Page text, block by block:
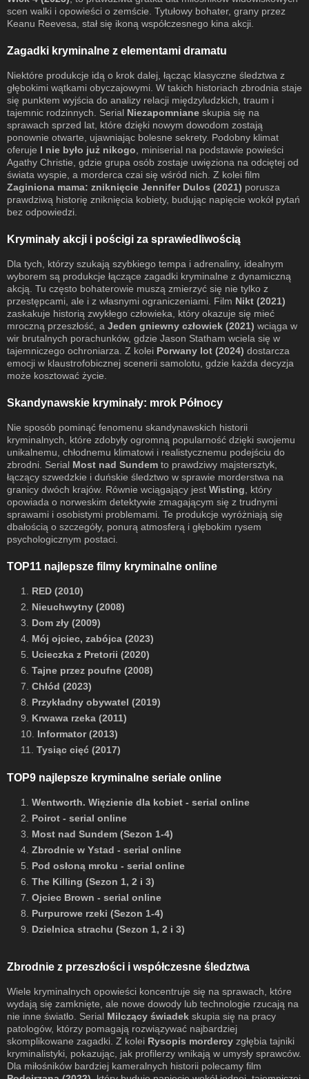
scen walki i opowieści o zemście. Tytułowy bohater, grany przez
Keanu Reevesa, stał się ikoną współczesnego kina akcji.
Zagadki kryminalne z elementami dramatu
Niektóre produkcje idą o krok dalej, łącząc klasyczne śledztwa z
głębokimi wątkami obyczajowymi. W takich historiach zbrodnia staje
się punktem wyjścia do analizy relacji międzyludzkich, traum i
tajemnic rodzinnych. Serial Niezapomniane skupia się na
sprawach sprzed lat, które dzięki nowym dowodom zostają
ponownie otwarte, ujawniając bolesne sekrety. Podobny klimat
oferuje I nie było już nikogo , miniserial na podstawie powieści
Agathy Christie, gdzie grupa osób zostaje uwięziona na odciętej od
świata wyspie, a morderca czai się wśród nich. Z kolei film
Zaginiona mama: zniknięcie Jennifer Dulos (2021) porusza
prawdziwą historię zniknięcia kobiety, budując napięcie wokół pytań
bez odpowiedzi.
Kryminały akcji i pościgi za sprawiedliwością
Dla tych, którzy szukają szybkiego tempa i adrenaliny, idealnym
wyborem są produkcje łączące zagadki kryminalne z dynamiczną
akcją. Tu często bohaterowie muszą zmierzyć się nie tylko z
przestępcami, ale i z własnymi ograniczeniami. Film Nikt (2021)
zaskakuje historią zwykłego człowieka, który okazuje się mieć
mroczną przeszłość, a Jeden gniewny człowiek (2021) wciąga w
wir brutalnych porachunków, gdzie Jason Statham wciela się w
tajemniczego ochroniarza. Z kolei Porwany lot (2024) dostarcza
emocji w klaustrofobicznej scenerii samolotu, gdzie każda decyzja
może kosztować życie.
Skandynawskie kryminały: mrok Północy
Nie sposób pominąć fenomenu skandynawskich historii
kryminalnych, które zdobyły ogromną popularność dzięki swojemu
unikalnemu, chłodnemu klimatowi i realistycznemu podejściu do
zbrodni. Serial Most nad Sundem to prawdziwy majstersztyk,
łączący szwedzkie i duńskie śledztwo w sprawie morderstwa na
granicy dwóch krajów. Równie wciągający jest Wisting , który
opowiada o norweskim detektywie zmagającym się z trudnymi
sprawami i osobistymi problemami. Te produkcje wyróżniają się
dbałością o szczegóły, ponurą atmosferą i głębokim rysem
psychologicznym postaci.
TOP11 najlepsze filmy kryminalne online
1. RED (2010)
2. Nieuchwytny (2008)
3. Dom zły (2009)
4. Mój ojciec, zabójca (2023)
5. Ucieczka z Pretorii (2020)
6. Tajne przez poufne (2008)
7. Chłód (2023)
8. Przykładny obywatel (2019)
9. Krwawa rzeka (2011)
10. Informator (2013)
11. Tysiąc cięć (2017)
TOP9 najlepsze kryminalne seriale online
1. Wentworth. Więzienie dla kobiet - serial online
2. Poirot - serial online
3. Most nad Sundem (Sezon 1-4)
4. Zbrodnie w Ystad - serial online
5. Pod osłoną mroku - serial online
6. The Killing (Sezon 1, 2 i 3)
7. Ojciec Brown - serial online
8. Purpurowe rzeki (Sezon 1-4)
9. Dzielnica strachu (Sezon 1, 2 i 3)
Zbrodnie z przeszłości i współczesne śledztwa
Wiele kryminalnych opowieści koncentruje się na sprawach, które
wydają się zamknięte, ale nowe dowody lub technologie rzucają na
nie inne światło. Serial Milczący świadek skupia się na pracy
patologów, którzy pomagają rozwiązywać najbardziej
skomplikowane zagadki. Z kolei Rysopis mordercy zgłębia tajniki
kryminalistyki, pokazując, jak profilerzy wnikają w umysły sprawców.
Dla miłośników bardziej kameralnych historii polecamy film